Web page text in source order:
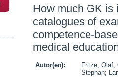
How much GK is
catalogues of
competence-
medical
Autor(en): Fritze, Olaf;
Stephan;